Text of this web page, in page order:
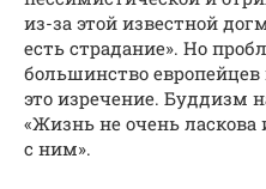
из-за этой известной
есть страдание». Но
большинство
это изречение. Буддизм
«Жизнь не очень
с ним».